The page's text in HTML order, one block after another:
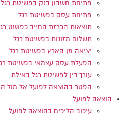
פתיחת חשבון בנק בפשיטת רגל
פתיחת עסק בפשיטת רגל
תוצאות הכרזת החייב כפושט
תשלום מזונות בפשיטת רגל
יציאה מן הארץ בפשיטת רגל
הפעלת עסק עצמאי בפשיטת
עורך דין לפשיטת רגל באילת
הפטר בהוצאה לפועל אל מול
הוצאה לפועל
עיכוב הליכים בהוצאה לפועל